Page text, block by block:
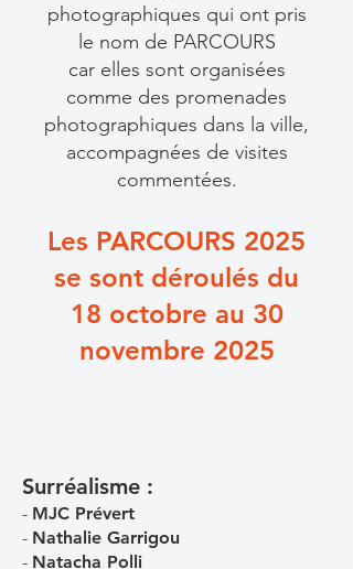
photographiques qui ont pris
le nom de PARCOURS
car elles sont organisées
comme des promenades
photographiques dans la ville,
accompagnées de visites
commentées.
Les PARCOURS 2025
se sont déroulés du
18 octobre au 30
novembre 2025
Surréalisme :
- MJC Prévert
- Nathalie Garrigou
- Natacha Polli